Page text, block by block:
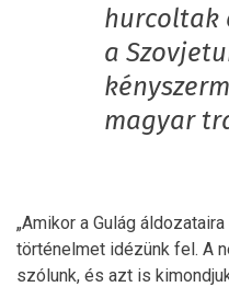
hurcoltak
a
magyar
„Amikor a Gulág
történelmet idézünk fel. A
szólunk, és azt is